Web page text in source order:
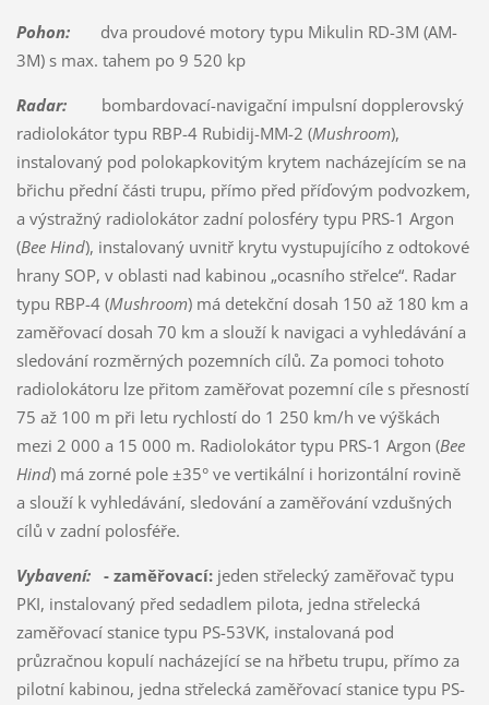
Pohon:dva proudové motory typu Mikulin RD-3M (AM-
3M) s max. tahem po 9 520 kp
Radar:bombardovací-navigační impulsní dopplerovský
radiolokátor typu RBP-4 Rubidij-MM-2 (Mushroom),
instalovaný pod polokapkovitým krytem nacházejícím se na
břichu přední části trupu, přímo před příďovým podvozkem,
a výstražný radiolokátor zadní polosféry typu PRS-1 Argon
(Bee Hind), instalovaný uvnitř krytu vystupujícího z odtokové
hrany SOP, v oblasti nad kabinou „ocasního střelce“. Radar
typu RBP-4 (Mushroom) má detekční dosah 150 až 180 km a
zaměřovací dosah 70 km a slouží k navigaci a vyhledávání a
sledování rozměrných pozemních cílů. Za pomoci tohoto
radiolokátoru lze přitom zaměřovat pozemní cíle s přesností
75 až 100 m při letu rychlostí do 1 250 km/h ve výškách
mezi 2 000 a 15 000 m. Radiolokátor typu PRS-1 Argon (Bee
Hind) má zorné pole ±35° ve vertikální i horizontální rovině
a slouží k vyhledávání, sledování a zaměřování vzdušných
cílů v zadní polosféře.
Vybavení: - zaměřovací: jeden střelecký zaměřovač typu
PKI, instalovaný před sedadlem pilota, jedna střelecká
zaměřovací stanice typu PS-53VK, instalovaná pod
průzračnou kopulí nacházející se na hřbetu trupu, přímo za
pilotní kabinou, jedna střelecká zaměřovací stanice typu PS-